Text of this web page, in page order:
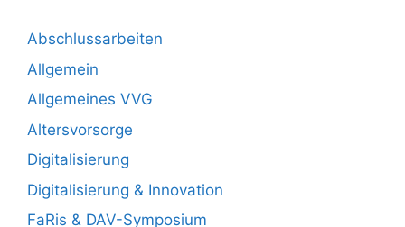
Abschlussarbeiten
Allgemein
Allgemeines VVG
Altersvorsorge
Digitalisierung
Digitalisierung & Innovation
FaRis & DAV-Symposium